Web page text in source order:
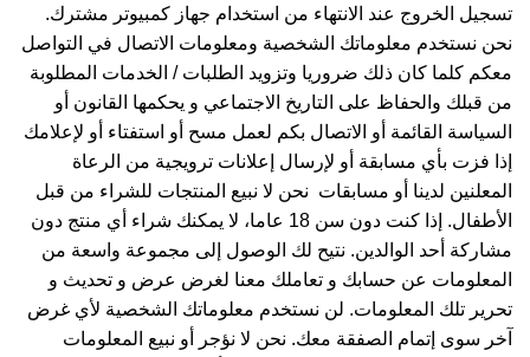
تسجيل الخروج عند الانتهاء من استخدام جهاز كمبيوتر مشترك.
نحن نستخدم معلوماتك الشخصية ومعلومات الاتصال في التواصل
معكم كلما كان ذلك ضروريا وتزويد الطلبات / الخدمات المطلوبة
من قبلك والحفاظ على التاريخ الاجتماعي و يحكمها القانون أو
السياسة القائمة أو الاتصال بكم لعمل مسح أو استفتاء أو لإعلامك
إذا فزت بأي مسابقة أو لإرسال إعلانات ترويجية من الرعاة
المعلنين لدينا أو مسابقات نحن لا نبيع المنتجات للشراء من قبل
الأطفال. إذا كنت دون سن 18 عاما، لا يمكنك شراء أي منتج دون
مشاركة أحد الوالدين. نتيح لك الوصول إلى مجموعة واسعة من
المعلومات عن حسابك و تعاملك معنا لغرض عرض و تحديث و
تحرير تلك المعلومات. لن نستخدم معلوماتك الشخصية لأي غرض
آخر سوى إتمام الصفقة معك. نحن لا نؤجر أو نبيع المعلومات